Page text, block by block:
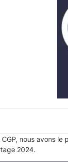
nous avons le
2024.